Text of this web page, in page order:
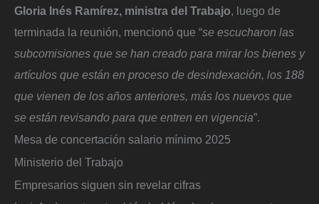
Gloria Inés Ramírez, ministra del Trabajo, luego de
terminada la reunión, mencionó que “se escucharon las
subcomisiones que se han creado para mirar los bienes y
artículos que están en proceso de desindexación, los 188
que vienen de los años anteriores, más los nuevos que
se están revisando para que entren en vigencia”.
Mesa de concertación salario mínimo 2025
Ministerio del Trabajo
Empresarios siguen sin revelar cifras